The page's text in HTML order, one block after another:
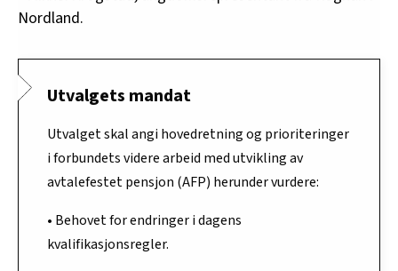
Nordland.
Utvalgets mandat
Utvalget skal angi hovedretning og prioriteringer
i forbundets videre arbeid med utvikling av
avtalefestet pensjon (AFP) herunder vurdere:
• Behovet for endringer i dagens
kvalifikasjonsregler.